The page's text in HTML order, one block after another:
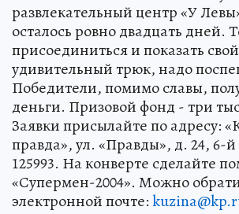
развлекательный центр «У
осталось ровно двадцать дней.
присоединиться и показать свой
удивительный трюк, надо
Победители, помимо славы,
деньги. Призовой фонд - три
Заявки присылайте по адресу:
правда», ул. «Правды», д. 24, 6-
125993. На конверте сделайте
«Супермен-2004». Можно
электронной почте: